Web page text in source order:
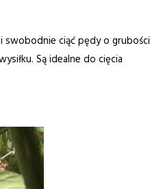
swobodnie ciąć pędy o grubości
Są idealne do cięcia